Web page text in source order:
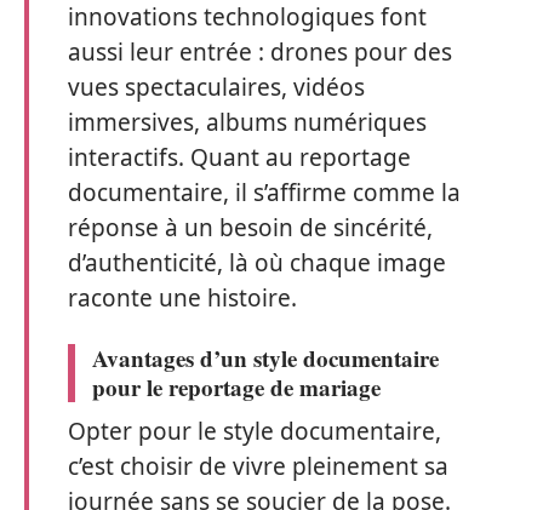
innovations technologiques font
aussi leur entrée : drones pour des
vues spectaculaires, vidéos
immersives, albums numériques
interactifs. Quant au reportage
documentaire, il s’affirme comme la
réponse à un besoin de sincérité,
d’authenticité, là où chaque image
raconte une histoire.
Avantages d’un style documentaire
pour le reportage de mariage
Opter pour le style documentaire,
c’est choisir de vivre pleinement sa
journée sans se soucier de la pose.